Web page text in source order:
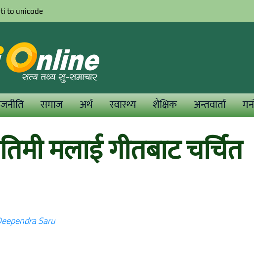
to unicode
समाज अर्थ स्वास्थ्य शैक्षिक अन्तवार्ता
मलाई गीतबाट चर्चित
Saru